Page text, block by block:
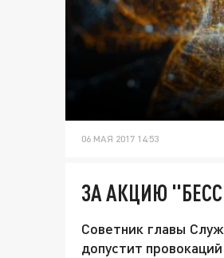
06 МАЯ 2017 14:53
ЗА АКЦИЮ
Советник главы
допустит